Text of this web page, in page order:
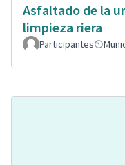
Asfaltado de la
limpieza riera
Participantes